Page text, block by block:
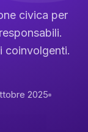
civica per
coinvolgenti.
2025